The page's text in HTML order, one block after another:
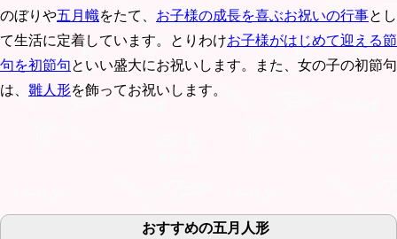
のぼりや五月幟をたて、 お子様の成長を喜ぶお祝いの行事とし
て生活に定着しています。とりわけお子様がはじめて迎える節
句を初節句といい盛大にお祝いします。また、女の子の初節句
は、 雛人形を飾ってお祝いします。
おすすめの五月人形